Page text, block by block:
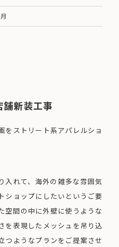
舗新装工事
をストリート系アパレルショ
入れて、海外の雑多な雰囲気
ショップにしたいというご要
空間の中に外壁に使うような
を表現したメッシュを吊り込
つようなプランをご提案させ